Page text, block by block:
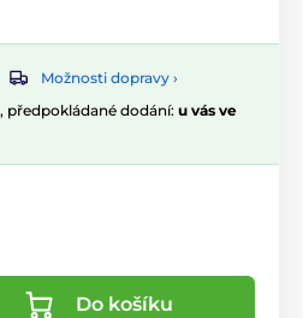
Možnosti dopravy ›
předpokládané dodání: u vás ve
Do košíku